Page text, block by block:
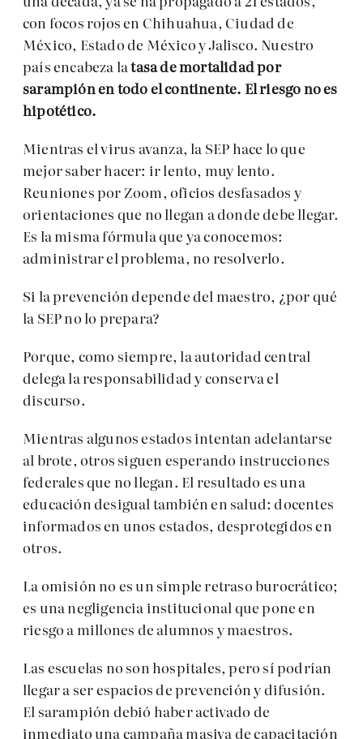
con focos rojos en Chihuahua, Ciudad de
México, Estado de México y Jalisco. Nuestro
país encabeza latasa de mortalidad por
sarampión en todo el continente. El riesgo no es
hipotético.
Mientras el virus avanza, la SEP hace lo que
mejor saber hacer: ir lento, muy lento.
Reuniones por Zoom, oficios desfasados y
orientaciones que no llegan a donde debe llegar.
Es la misma fórmula que ya conocemos:
administrar el problema, no resolverlo.
Si la prevención depende del maestro, ¿por qué
la SEP no lo prepara?
Porque, como siempre, la autoridad central
delega la responsabilidad y conserva el
discurso.
Mientras algunos estados intentan adelantarse
al brote, otros siguen esperando instrucciones
federales que no llegan. El resultado es una
educación desigual también en salud: docentes
informados en unos estados, desprotegidos en
otros.
La omisión no es un simple retraso burocrático;
es una negligencia institucional que pone en
riesgo a millones de alumnos y maestros.
Las escuelas no son hospitales, pero sí podrían
llegar a ser espacios de prevención y difusión.
El sarampión debió haber activado de
inmediato una campaña masiva de capacitación